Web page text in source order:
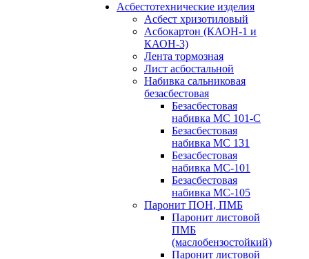
Асбестотехнические изделия
Асбест хризотиловый
Асбокартон (КАОН-1 и
КАОН-3)
Лента тормозная
Лист асбостальной
Набивка сальниковая
безасбестовая
Безасбестовая
набивка МС 101-С
Безасбестовая
набивка МС 131
Безасбестовая
набивка МС-101
Безасбестовая
набивка МС-105
Паронит ПОН, ПМБ
Паронит листовой
ПМБ
(маслобензостойкий)
Паронит листовой